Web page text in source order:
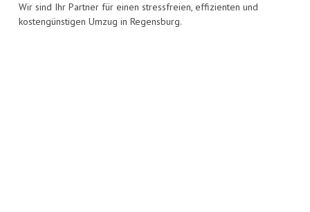
Wir sind Ihr Partner für einen stressfreien, effizienten und
kostengünstigen Umzug in Regensburg.